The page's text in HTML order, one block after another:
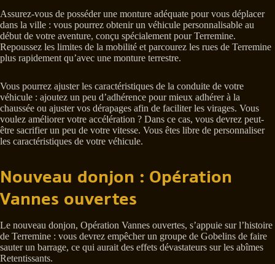
Assurez-vous de posséder une monture adéquate pour vous déplacer
dans la ville : vous pourrez obtenir un véhicule personnalisable au
début de votre aventure, conçu spécialement pour Terremine.
Repoussez les limites de la mobilité et parcourez les rues de Terremine
plus rapidement qu’avec une monture terrestre.
Vous pourrez ajuster les caractéristiques de la conduite de votre
véhicule : ajoutez un peu d’adhérence pour mieux adhérer à la
chaussée ou ajuster vos dérapages afin de faciliter les virages. Vous
voulez améliorer votre accélération ? Dans ce cas, vous devrez peut-
être sacrifier un peu de votre vitesse. Vous êtes libre de personnaliser
les caractéristiques de votre véhicule.
Nouveau donjon : Opération
Vannes ouvertes
Le nouveau donjon, Opération Vannes ouvertes, s’appuie sur l’histoire
de Terremine : vous devrez empêcher un groupe de Gobelins de faire
sauter un barrage, ce qui aurait des effets dévastateurs sur les abîmes
Retentissants.